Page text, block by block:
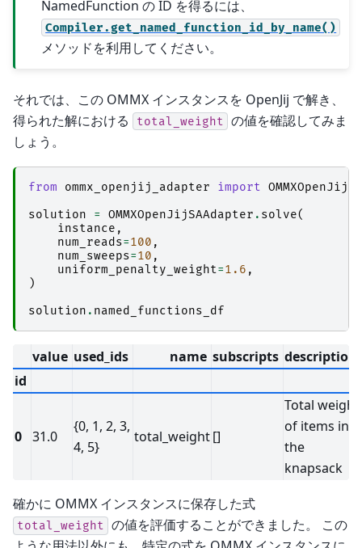
NamedFunction の ID を得るには、
Compiler.get_named_function_id_by_name()
メソッドを利用してください。
それでは、この OMMX インスタンスを OpenJij で解き、
得られた解における
total_weight の値を確認してみま
しょう。
from ommx_openjij_adapter import
solution
= OMMXOpenJijSAAdapter . solve(
instance ,
num_reads=100 ,
num_sweeps=10 ,
uniform_penalty_weight=1.6 ,
)
solution . named_functions_df
value used_ids name subscripts description
id
0 31.0
{0, 1, 2, 3,
4, 5}
total_weight[]
Total weight
of items in
the
knapsack
確かに OMMX インスタンスに保存した式
total_weight の値を評価することができました。 この